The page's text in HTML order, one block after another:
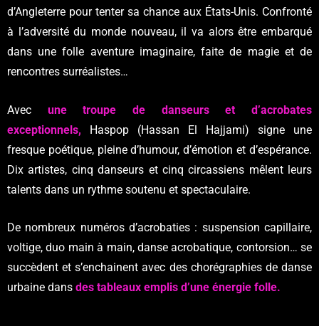
d’Angleterre pour tenter sa chance aux États-Unis. Confronté
à l’adversité du monde nouveau, il va alors être embarqué
dans une folle aventure imaginaire, faite de magie et de
rencontres surréalistes…
Avec une troupe de danseurs et d’acrobates
exceptionnels, Haspop (Hassan El Hajjami) signe une
fresque poétique, pleine d’humour, d’émotion et d’espérance.
Dix artistes, cinq danseurs et cinq circassiens mêlent leurs
talents dans un rythme soutenu et spectaculaire.
De nombreux numéros d’acrobaties : suspension capillaire,
voltige, duo main à main, danse acrobatique, contorsion… se
succèdent et s’enchainent avec des chorégraphies de danse
urbaine dans des tableaux emplis d’une énergie folle.